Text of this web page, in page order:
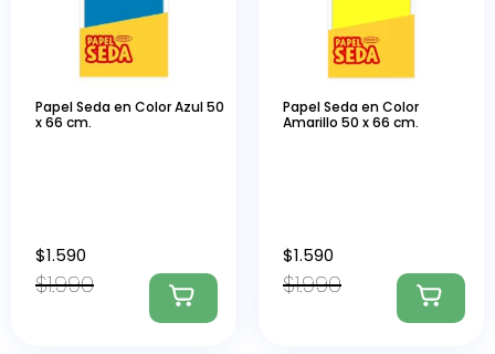
Papel Seda en Color Azul 50
x 66 cm.
$1.990
$1.590
Papel Seda en Color
Amarillo 50 x 66 cm.
$1.990
$1.590